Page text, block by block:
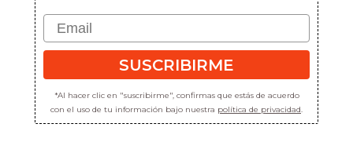
Email
SUSCRIBIRME
*Al hacer clic en "suscribirme", confirmas que estás de acuerdo
con el uso de tu información bajo nuestra política de privacidad.